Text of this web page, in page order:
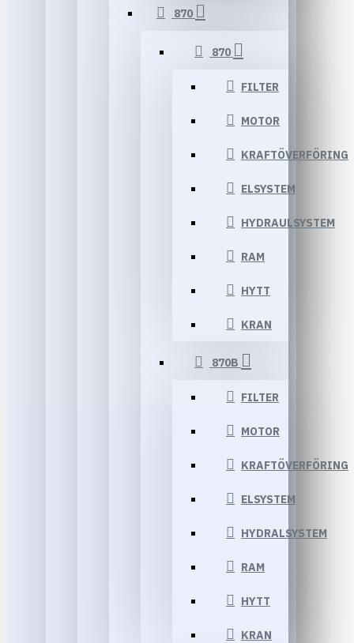
870
870
FILTER
MOTOR
KRAFTÖVERFÖRING
ELSYSTEM
HYDRAULSYSTEM
RAM
HYTT
KRAN
870B
FILTER
MOTOR
KRAFTÖVERFÖRING
ELSYSTEM
HYDRALSYSTEM
RAM
HYTT
KRAN